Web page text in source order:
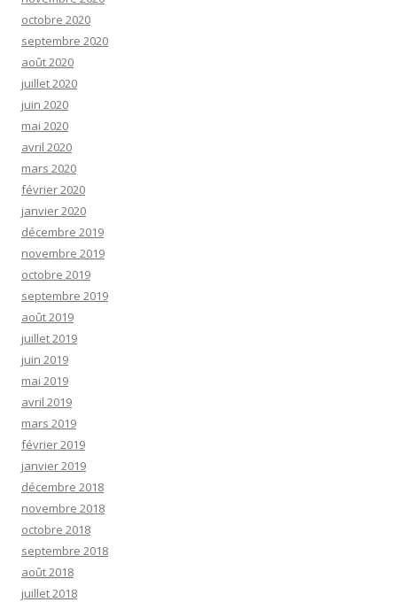
octobre 2020
septembre 2020
août 2020
juillet 2020
juin 2020
mai 2020
avril 2020
mars 2020
février 2020
janvier 2020
décembre 2019
novembre 2019
octobre 2019
septembre 2019
août 2019
juillet 2019
juin 2019
mai 2019
avril 2019
mars 2019
février 2019
janvier 2019
décembre 2018
novembre 2018
octobre 2018
septembre 2018
août 2018
juillet 2018